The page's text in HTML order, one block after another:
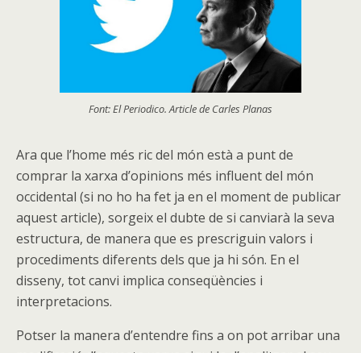
Font: El Periodico. Article de Carles Planas
Ara que l’home més ric del món està a punt de
comprar la xarxa d’opinions més influent del món
occidental (si no ho ha fet ja en el moment de publicar
aquest article), sorgeix el dubte de si canviarà la seva
estructura, de manera que es prescriguin valors i
procediments diferents dels que ja hi són. En el
disseny, tot canvi implica conseqüències i
interpretacions.
Potser la manera d’entendre fins a on pot arribar una